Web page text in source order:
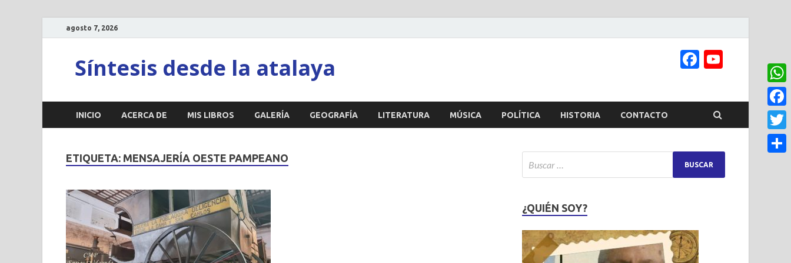
agosto 7, 2026
Síntesis desde la atalaya Facebook
Channel
INICIO ACERCA DE MIS LIBROS GALERÍA GEOGRAFÍA LITERATURA MÚSICA POLÍTICA HISTORIA CONTACTO
ETIQUETA: MENSAJERÍA OESTE PAMPEANO
¿QUIÉN SOY?